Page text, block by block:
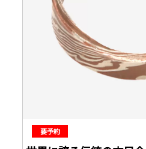
要予約